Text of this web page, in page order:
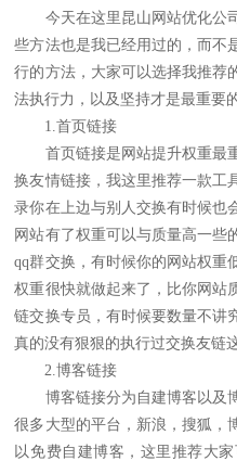
今天在这里昆山 网站优化公
些方法也是我已经用过的，而不
行的方法，大家可以选择我推荐
法执行力，以及坚持才是最重要的
1.首页链接
首页链接是网站提升权重最
换友情链接，我这里推荐一款工
录你在上边与别人交换有时候也
网站有了权重可以与质量高一些
qq群交换，有时候你的网站权重
权重很快就做起来了，比你网站
链交换专员，有时候要数量不讲
真的没有狠狠的执行过交换友链
2.博客链接
博客链接分为自建博客以及
很多大型的平台，新浪，搜狐，
以免费自建博客，这里推荐大